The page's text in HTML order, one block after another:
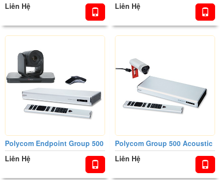
Liên Hệ
Liên Hệ
Polycom Endpoint Group 500
Liên Hệ
Polycom Group 500 Acoustic
Liên Hệ